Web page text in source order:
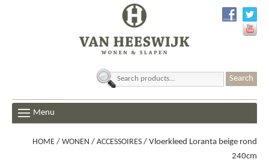
Search
Menu
HOME / WONEN / ACCESSOIRES / Vloerkleed Loranta beige rond
240cm